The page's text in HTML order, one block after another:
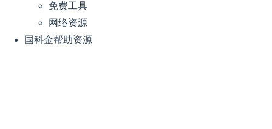
免费工具
网络资源
国科金帮助资源